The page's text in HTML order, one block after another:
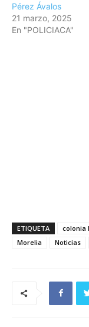
Pérez Ávalos
21 marzo, 2025
En "POLICIACA"
ETIQUETA colonia
Morelia
Noticias